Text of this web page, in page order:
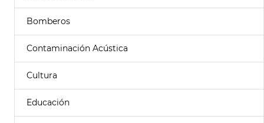
Bomberos
Contaminación Acústica
Cultura
Educación